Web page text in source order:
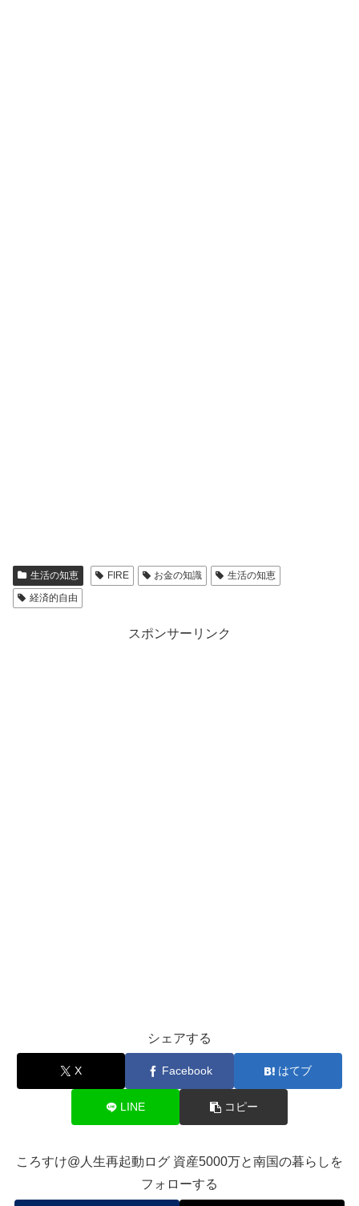
生活の知恵 FIRE お金の知識
生活の知恵
経済的自由
スポンサーリンク
シェアする
X Facebook はてブ
LINE コピー
ころすけ@人生再起動ログ 資産5000万と南国の暮らしを
フォローする